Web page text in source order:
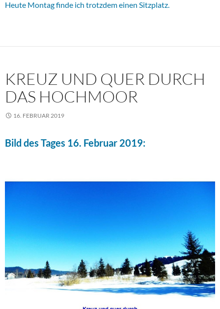
Heute Montag finde ich trotzdem einen Sitzplatz.
KREUZ UND QUER DURCH
DAS HOCHMOOR
16. FEBRUAR 2019
Bild des Tages 16. Februar 2019: